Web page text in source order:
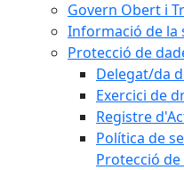
Govern Obert i
Informació de la
Protecció de
Delegat/da
Exercici de
Registre
Política de
Protecció de